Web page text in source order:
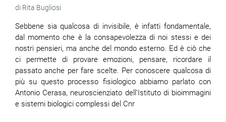
Rita Bugliosi
Sebbene sia qualcosa di invisibile, è infatti fondamentale,
dal momento che è la consapevolezza di noi stessi e dei
nostri pensieri, ma anche del mondo esterno. Ed è ciò che
ci permette di provare emozioni, pensare, ricordare il
passato anche per fare scelte. Per conoscere qualcosa di
più su questo processo fisiologico abbiamo parlato con
Antonio Cerasa, neuroscienziato dell’Istituto di bioimmagini
e sistemi biologici complessi del Cnr